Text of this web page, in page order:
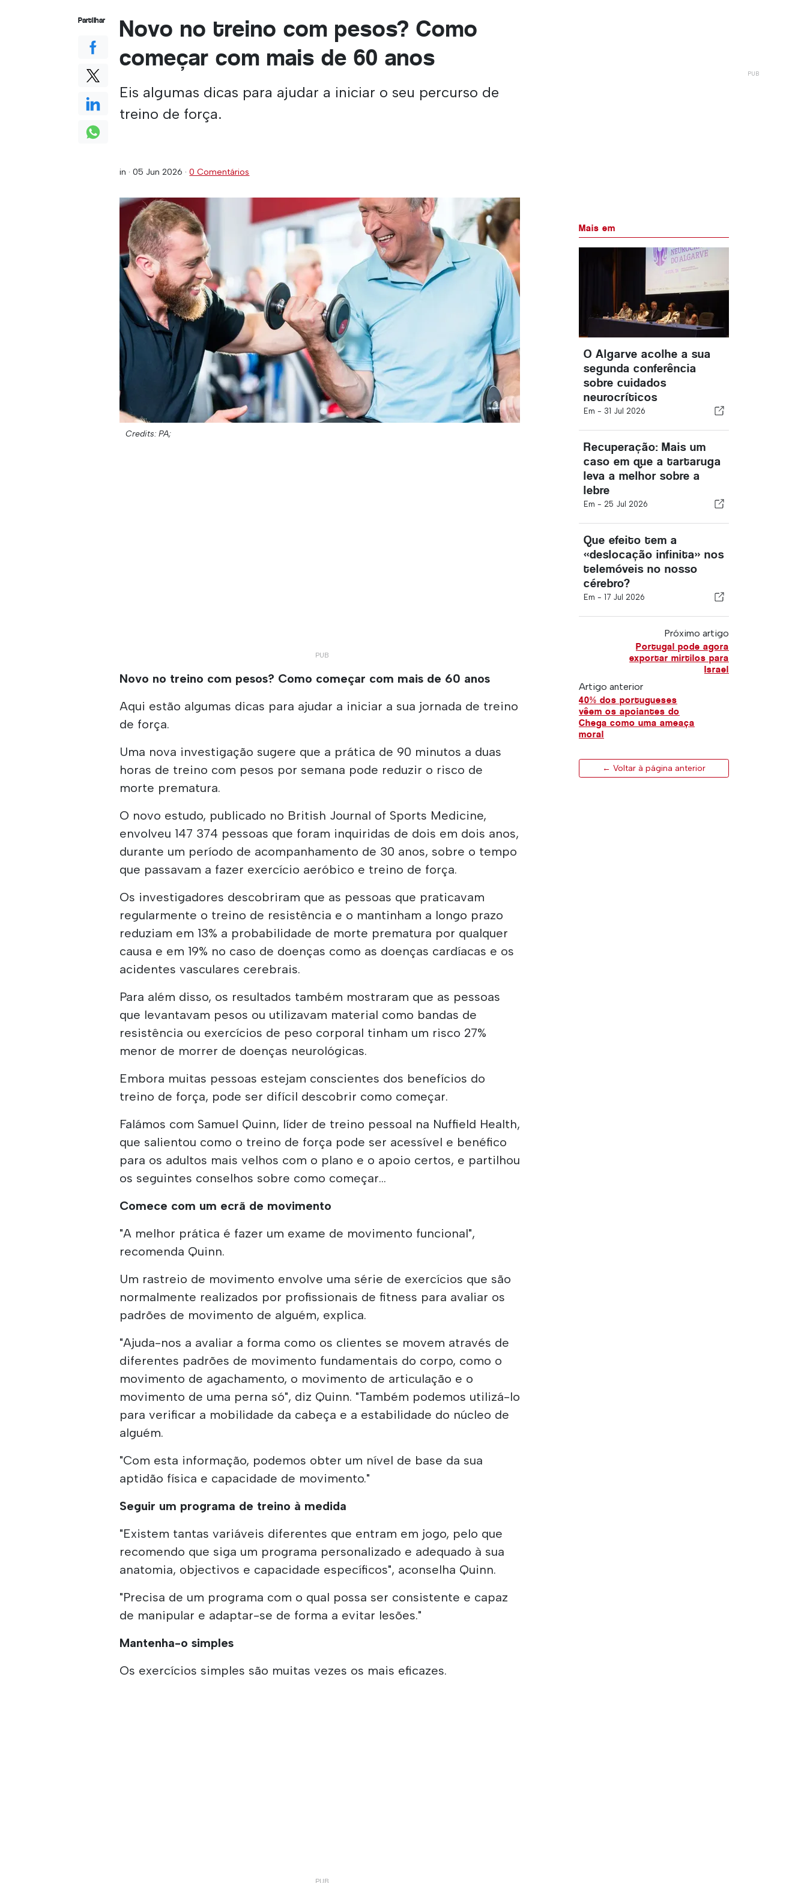
Novo no treino com pesos? Como
começar com mais de 60 anos
Eis algumas dicas para ajudar a iniciar o seu percurso de
treino de força.
in ·05 Jun 2026 ·0 Comentários
Credits: PA;
Novo no treino com pesos? Como começar com mais de 60 anos
Aqui estão algumas dicas para ajudar a iniciar a sua jornada de treino
de força.
Uma nova investigação sugere que a prática de 90 minutos a duas
horas de treino com pesos por semana pode reduzir o risco de
morte prematura.
O novo estudo, publicado no British Journal of Sports Medicine,
envolveu 147 374 pessoas que foram inquiridas de dois em dois anos,
durante um período de acompanhamento de 30 anos, sobre o tempo
que passavam a fazer exercício aeróbico e treino de força.
Os investigadores descobriram que as pessoas que praticavam
regularmente o treino de resistência e o mantinham a longo prazo
reduziam em 13% a probabilidade de morte prematura por qualquer
causa e em 19% no caso de doenças como as doenças cardíacas e os
acidentes vasculares cerebrais.
Para além disso, os resultados também mostraram que as pessoas
que levantavam pesos ou utilizavam material como bandas de
resistência ou exercícios de peso corporal tinham um risco 27%
menor de morrer de doenças neurológicas.
Embora muitas pessoas estejam conscientes dos benefícios do
treino de força, pode ser difícil descobrir como começar.
Falámos com Samuel Quinn, líder de treino pessoal na Nuffield Health,
que salientou como o treino de força pode ser acessível e benéfico
para os adultos mais velhos com o plano e o apoio certos, e partilhou
os seguintes conselhos sobre como começar...
Comece com um ecrã de movimento
"A melhor prática é fazer um exame de movimento funcional",
recomenda Quinn.
Um rastreio de movimento envolve uma série de exercícios que são
normalmente realizados por profissionais de fitness para avaliar os
padrões de movimento de alguém, explica.
"Ajuda-nos a avaliar a forma como os clientes se movem através de
diferentes padrões de movimento fundamentais do corpo, como o
movimento de agachamento, o movimento de articulação e o
movimento de uma perna só", diz Quinn. "Também podemos utilizá-lo
para verificar a mobilidade da cabeça e a estabilidade do núcleo de
alguém.
"Com esta informação, podemos obter um nível de base da sua
aptidão física e capacidade de movimento."
Seguir um programa de treino à medida
"Existem tantas variáveis diferentes que entram em jogo, pelo que
recomendo que siga um programa personalizado e adequado à sua
anatomia, objectivos e capacidade específicos", aconselha Quinn.
"Precisa de um programa com o qual possa ser consistente e capaz
de manipular e adaptar-se de forma a evitar lesões."
Mantenha-o simples
Os exercícios simples são muitas vezes os mais eficazes.
Partilhar
Mais em
O Algarve acolhe a sua
segunda conferência
sobre cuidados
neurocríticos
Em - 31 Jul 2026
Recuperação: Mais um
caso em que a tartaruga
leva a melhor sobre a
lebre
Em - 25 Jul 2026
Que efeito tem a
«deslocação infinita» nos
telemóveis no nosso
cérebro?
Em - 17 Jul 2026
Próximo artigo
Portugal pode agora
exportar mirtilos para
Israel
Artigo anterior
40% dos portugueses
vêem os apoiantes do
Chega como uma ameaça
moral
← Voltar à página anterior